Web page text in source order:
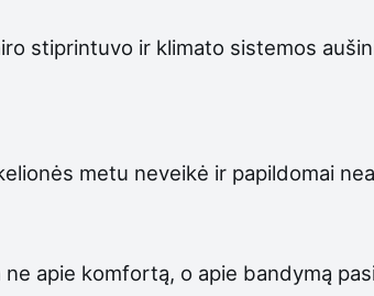
stiprintuvo ir klimato sistemos
metu neveikė ir papildomai
apie komfortą, o apie bandymą